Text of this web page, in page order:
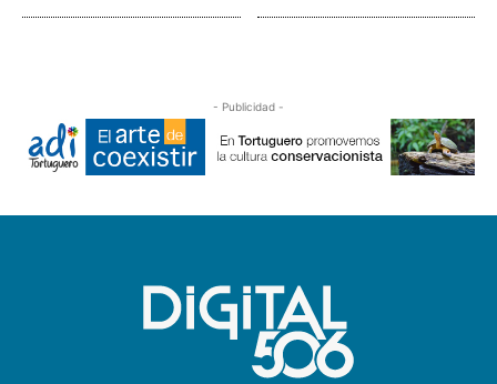
- Publicidad -